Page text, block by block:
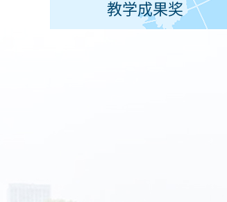
教学成果奖